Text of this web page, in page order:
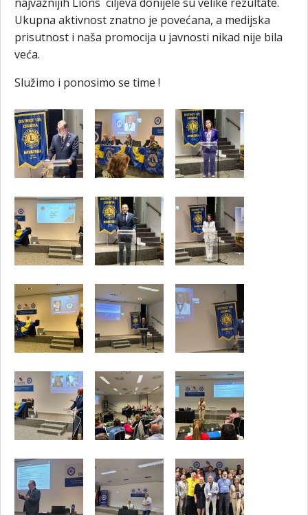
Ukupna aktivnost znatno je povećana, a medijska
prisutnost i naša promocija u javnosti nikad nije bila
veća.
Služimo i ponosimo se time !